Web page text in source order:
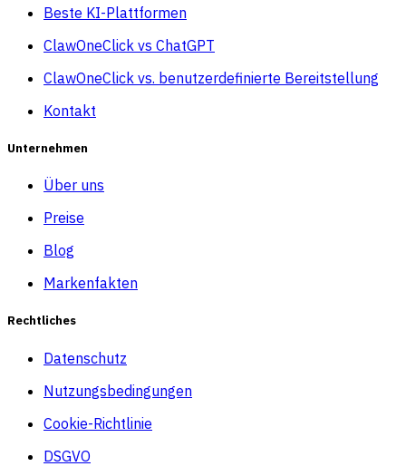
Beste KI-Plattformen
ClawOneClick vs ChatGPT
ClawOneClick vs. benutzerdefinierte Bereitstellung
Kontakt
Unternehmen
Über uns
Preise
Blog
Markenfakten
Rechtliches
Datenschutz
Nutzungsbedingungen
Cookie-Richtlinie
DSGVO